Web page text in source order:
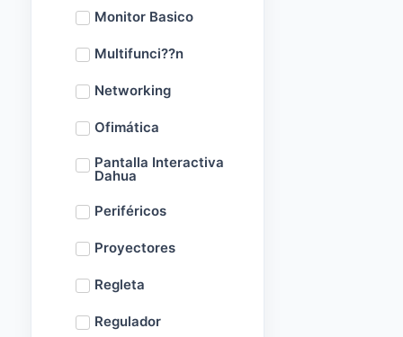
Monitor Basico
Multifunci??n
Networking
Ofimática
Pantalla Interactiva
Dahua
Periféricos
Proyectores
Regleta
Regulador